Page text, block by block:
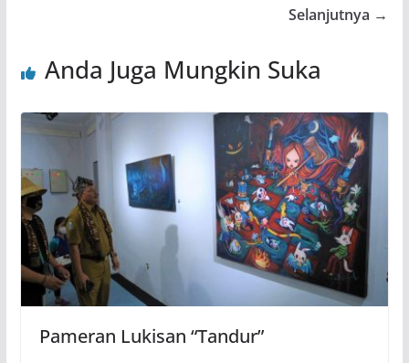
Selanjutnya →
Anda Juga Mungkin Suka
Pameran Lukisan “Tandur”